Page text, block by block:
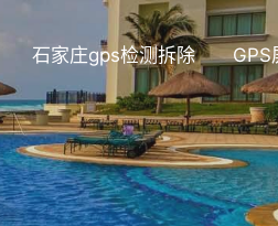
石家庄gps检测拆除 GPS